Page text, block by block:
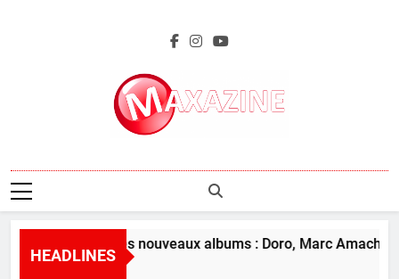
Maxazine.fr
HEADLINES
L’aperçu des nouveaux albums : Doro, Marc Amacher
11 Hours Ago